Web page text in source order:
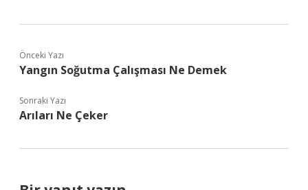
Önceki Yazı
Yangın Soğutma Çalışması Ne Demek
Sonraki Yazı
Arıları Ne Çeker